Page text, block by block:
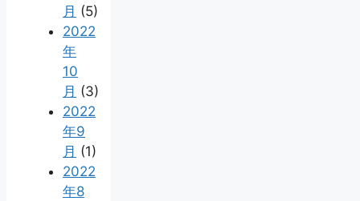
月 (5)
2022
年
10
月 (3)
2022
年9
月 (1)
2022
年8